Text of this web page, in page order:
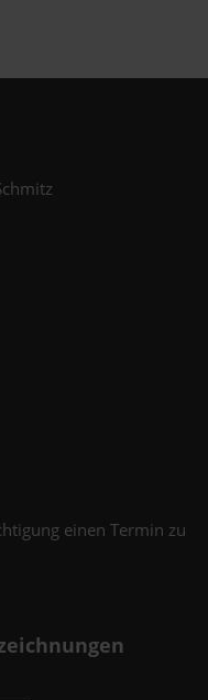
einen Termin zu